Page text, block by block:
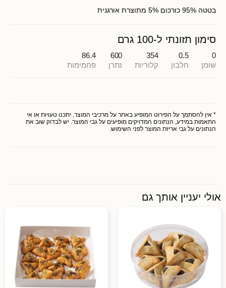
בטטה 95% כורכום 5% מתוצרת אורגנית
סימון תזונתי ל-100 גרם
0
שומן
0.5
חלבון
354
קלוריות
600
נתרן
86.4
פחמימות
* אין להסתמך על הפירוט המופיע באתר על מרכיבי המוצר, יתכנו טעויות או אי
התאמות במידע, הנתונים המדויקים מופיעים על גבי המוצר. יש לבדוק שוב את
הנתונים על גבי אריזת המוצר לפני השימוש.
אולי יעניין אותך גם